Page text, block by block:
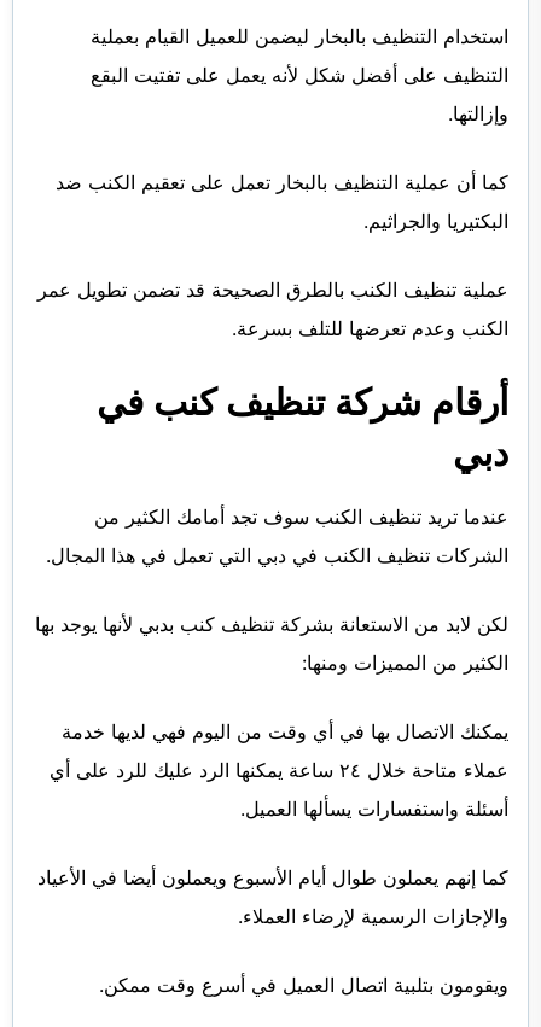
استخدام التنظيف بالبخار ليضمن للعميل القيام بعملية
التنظيف على أفضل شكل لأنه يعمل على تفتيت البقع
وإزالتها.
كما أن عملية التنظيف بالبخار تعمل على تعقيم الكنب ضد
البكتيريا والجراثيم.
عملية تنظيف الكنب بالطرق الصحيحة قد تضمن تطويل عمر
الكنب وعدم تعرضها للتلف بسرعة.
أرقام شركة تنظيف كنب في
دبي
عندما تريد تنظيف الكنب سوف تجد أمامك الكثير من
الشركات تنظيف الكنب في دبي التي تعمل في هذا المجال.
لكن لابد من الاستعانة بشركة تنظيف كنب بدبي لأنها يوجد بها
الكثير من المميزات ومنها:
يمكنك الاتصال بها في أي وقت من اليوم فهي لديها خدمة
عملاء متاحة خلال ٢٤ ساعة يمكنها الرد عليك للرد على أي
أسئلة واستفسارات يسألها العميل.
كما إنهم يعملون طوال أيام الأسبوع ويعملون أيضا في الأعياد
والإجازات الرسمية لإرضاء العملاء.
ويقومون بتلبية اتصال العميل في أسرع وقت ممكن.